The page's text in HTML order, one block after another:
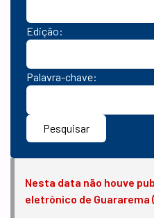
Edição:
Palavra-chave:
Pesquisar
Nesta data não houve
eletrônico de Guararema